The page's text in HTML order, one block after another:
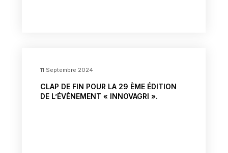
11 Septembre 2024
CLAP DE FIN POUR LA 29 ÈME ÉDITION
DE L’ÉVÈNEMENT « INNOVAGRI ».